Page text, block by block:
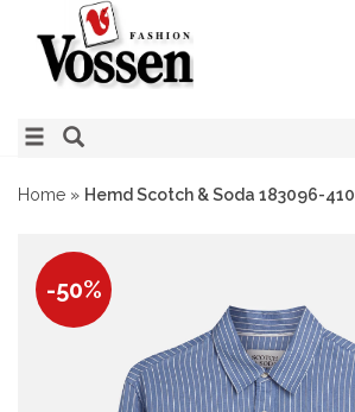
Home » Hemd Scotch & Soda 183096-410
-50%